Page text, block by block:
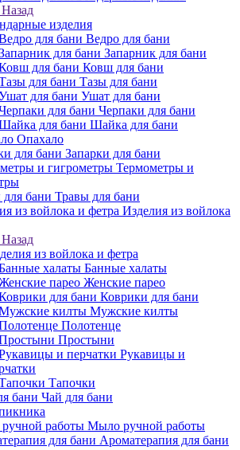
Назад
изделия
Ведро для бани
Запарник для бани
Ковш для бани
Тазы для бани
Ушат для бани
Черпаки для бани
Шайка для бани
Опахало
Запарки для бани
Термометры и
Травы для бани
Изделия из войлока
Назад
из войлока и фетра
Банные халаты
Женские парео
Коврики для бани
Мужские килты
Полотенце
Простыни
Рукавицы и
Тапочки
Чай для бани
Мыло ручной работы
Ароматерапия для бани